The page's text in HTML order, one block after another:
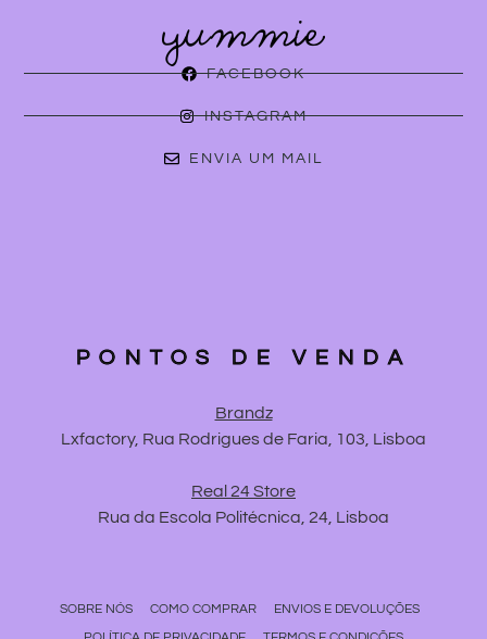
FACEBOOK
INSTAGRAM
ENVIA UM MAIL
PONTOS DE VENDA
Brandz
Lxfactory, Rua Rodrigues de Faria, 103, Lisboa
Real 24 Store
Rua da Escola Politécnica, 24, Lisboa
SOBRE NÓS COMO COMPRAR
ENVIOS E DEVOLUÇÕES